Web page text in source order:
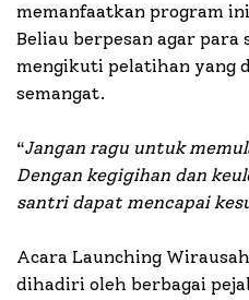
memanfaatkan program
Beliau berpesan agar
mengikuti pelatihan yang
semangat.
“Jangan ragu untuk
Dengan kegigihan dan
santri dapat mencapai
Acara Launching
dihadiri oleh berbagai